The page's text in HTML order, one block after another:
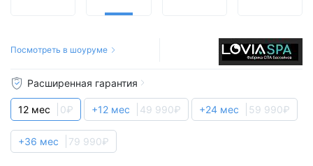
Посмотреть в шоуруме
Расширенная гарантия
12 мес 0₽ +12 мес 49 990₽ +24 мес 59 990₽
+36 мес 79 990₽